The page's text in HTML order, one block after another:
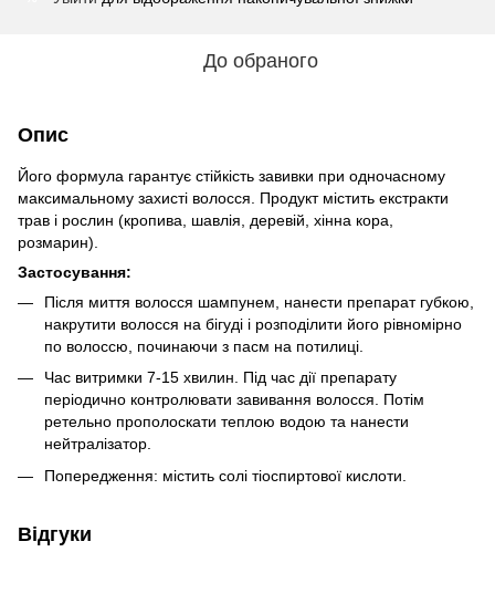
До обраного
Опис
Його формула гарантує стійкість завивки при одночасному
максимальному захисті волосся. Продукт містить екстракти
трав і рослин (кропива, шавлія, деревій, хінна кора,
розмарин).
Застосування:
Після миття волосся шампунем, нанести препарат губкою,
накрутити волосся на бігуді і розподілити його рівномірно
по волоссю, починаючи з пасм на потилиці.
Час витримки 7-15 хвилин. Під час дії препарату
періодично контролювати завивання волосся. Потім
ретельно прополоскати теплою водою та нанести
нейтралізатор.
Попередження: містить солі тіоспиртової кислоти.
Відгуки